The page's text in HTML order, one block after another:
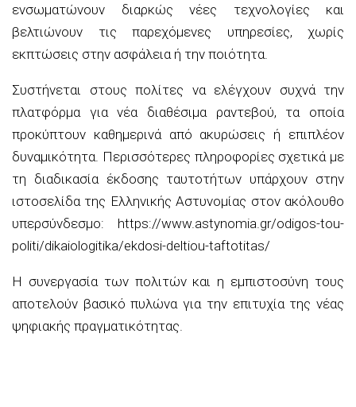
ενσωματώνουν διαρκώς νέες τεχνολογίες και
βελτιώνουν τις παρεχόμενες υπηρεσίες, χωρίς
εκπτώσεις στην ασφάλεια ή την ποιότητα.
Συστήνεται στους πολίτες να ελέγχουν συχνά την
πλατφόρμα για νέα διαθέσιμα ραντεβού, τα οποία
προκύπτουν καθημερινά από ακυρώσεις ή επιπλέον
δυναμικότητα. Περισσότερες πληροφορίες σχετικά με
τη διαδικασία έκδοσης ταυτοτήτων υπάρχουν στην
ιστοσελίδα της Ελληνικής Αστυνομίας στον ακόλουθο
υπερσύνδεσμο: https://www.astynomia.gr/odigos-tou-
politi/dikaiologitika/ekdosi-deltiou-taftotitas/
Η συνεργασία των πολιτών και η εμπιστοσύνη τους
αποτελούν βασικό πυλώνα για την επιτυχία της νέας
ψηφιακής πραγματικότητας.